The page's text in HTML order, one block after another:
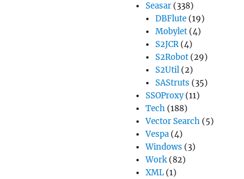
Seasar (338)
DBFlute (19)
Mobylet (4)
S2JCR(4)
S2Robot (29)
S2Util (2)
SAStruts (35)
SSOProxy(11)
Tech (188)
Vector Search (5)
Vespa (4)
Windows (3)
Work (82)
XML (1)